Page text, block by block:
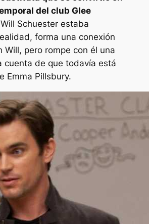
del club Glee
Schuester estaba
forma una conexión
Will, pero rompe con él una
cuenta de que todavía está
Emma Pillsbury.